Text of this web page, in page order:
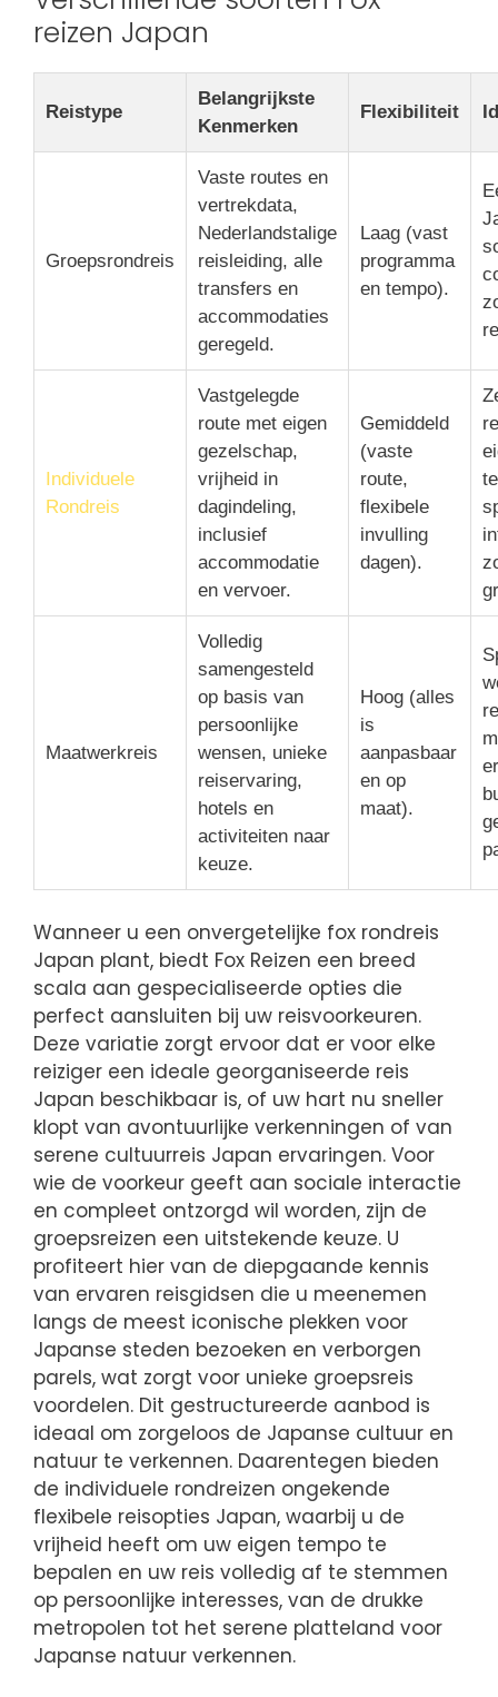
reizen Japan
Reistype
Belangrijkste
Kenmerken
Flexibiliteit
Groepsrondreis
Vaste routes en
vertrekdata,
Nederlandstalige
reisleiding, alle
transfers en
accommodaties
geregeld.
Laag (vast
programma
en tempo).
Individuele
Rondreis
Vastgelegde
route met eigen
gezelschap,
vrijheid in
dagindeling,
inclusief
accommodatie
en vervoer.
Gemiddeld
(vaste
route,
flexibele
invulling
dagen).
Maatwerkreis
Volledig
samengesteld
op basis van
persoonlijke
wensen, unieke
reiservaring,
hotels en
activiteiten naar
keuze.
Hoog (alles
is
aanpasbaar
en op
maat).
Wanneer u een onvergetelijke fox rondreis
Japan plant, biedt Fox Reizen een breed
scala aan gespecialiseerde opties die
perfect aansluiten bij uw reisvoorkeuren.
Deze variatie zorgt ervoor dat er voor elke
reiziger een ideale georganiseerde reis
Japan beschikbaar is, of uw hart nu sneller
klopt van avontuurlijke verkenningen of van
serene cultuurreis Japan ervaringen. Voor
wie de voorkeur geeft aan sociale interactie
en compleet ontzorgd wil worden, zijn de
groepsreizen een uitstekende keuze. U
profiteert hier van de diepgaande kennis
van ervaren reisgidsen die u meenemen
langs de meest iconische plekken voor
Japanse steden bezoeken en verborgen
parels, wat zorgt voor unieke groepsreis
voordelen. Dit gestructureerde aanbod is
ideaal om zorgeloos de Japanse cultuur en
natuur te verkennen. Daarentegen bieden
de individuele rondreizen ongekende
flexibele reisopties Japan, waarbij u de
vrijheid heeft om uw eigen tempo te
bepalen en uw reis volledig af te stemmen
op persoonlijke interesses, van de drukke
metropolen tot het serene platteland voor
Japanse natuur verkennen.